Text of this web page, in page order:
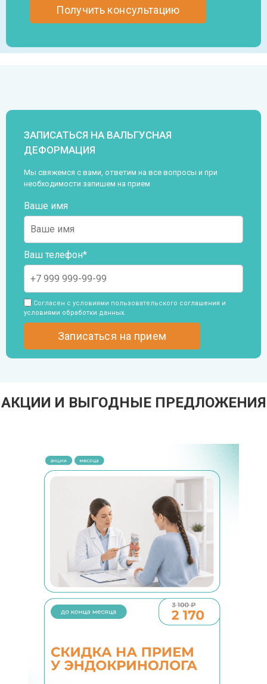
ЗАПИСАТЬСЯ НА ВАЛЬГУСНАЯ
ДЕФОРМАЦИЯ
Мы свяжемся с вами, ответим на все вопросы и при
необходимости запишем на прием
Ваше имя
Ваш телефон*
Согласен с условиями пользовательского соглашения и
условиями обработки данных.
АКЦИИ И ВЫГОДНЫЕ ПРЕДЛОЖЕНИЯ